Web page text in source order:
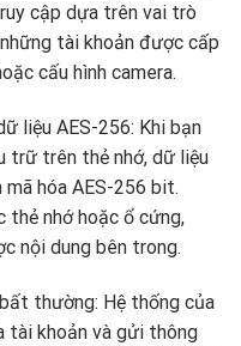
cập dựa trên vai trò
tài khoản được cấp
cấu hình camera.
liệu AES-256: Khi bạn
trữ trên thẻ nhớ, dữ liệu
hóa AES-256 bit.
thẻ nhớ hoặc ổ cứng,
nội dung bên trong.
thường: Hệ thống của
tài khoản và gửi thông